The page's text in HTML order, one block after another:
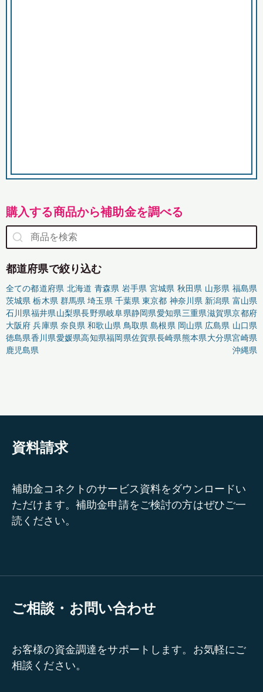
購入する商品から補助金を調べる
都道府県で絞り込む
全ての都道府県 北海道 青森県 岩手県 宮城県 秋田県 山形県 福島県
茨城県 栃木県 群馬県 埼玉県 千葉県 東京都 神奈川県 新潟県 富山県
石川県福井県山梨県長野県岐阜県静岡県愛知県三重県滋賀県京都府
大阪府 兵庫県 奈良県 和歌山県 鳥取県 島根県 岡山県 広島県 山口県
徳島県香川県愛媛県高知県福岡県佐賀県長崎県熊本県大分県宮崎県
鹿児島県
沖縄県
資料請求
補助金コネクトのサービス資料をダウンロードい
ただけます。補助金申請をご検討の方はぜひご一
読ください。
ご相談・お問い合わせ
お客様の資金調達をサポートします。お気軽にご
相談ください。